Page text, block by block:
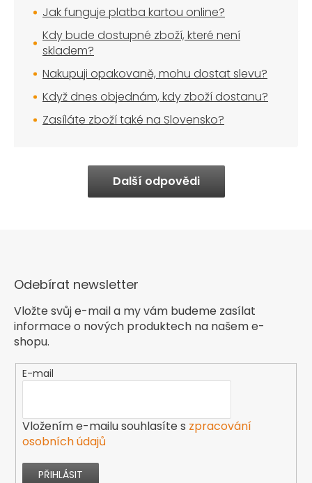
Jak funguje platba kartou online?
Kdy bude dostupné zboží, které není
skladem?
Nakupuji opakovaně, mohu dostat slevu?
Když dnes objednám, kdy zboží dostanu?
Zasíláte zboží také na Slovensko?
Další odpovědi
Odebírat newsletter
Vložte svůj e-mail a my vám budeme zasílat
informace o nových produktech na našem e-
shopu.
E-mail
Vložením e-mailu souhlasíte s zpracování
osobních údajů
PŘIHLÁSIT